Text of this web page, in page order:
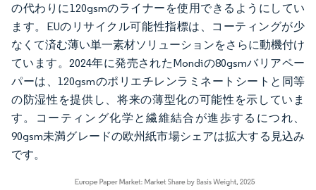
の代わりに120gsmのライナーを使用できるようにしてい
ます。EUのリサイクル可能性指標は、コーティングが少
なくて済む薄い単一素材ソリューションをさらに動機付け
ています。2024年に発売されたMondiの80gsmバリアペー
パーは、120gsmのポリエチレンラミネートシートと同等
の防湿性を提供し、将来の薄型化の可能性を示していま
す。コーティング化学と繊維結合が進歩するにつれ、
90gsm未満グレードの欧州紙市場シェアは拡大する見込み
です。